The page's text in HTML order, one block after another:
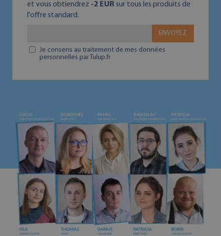
et vous obtiendrez -2 EUR sur tous les produits de
l'offre standard.
ENVOYEZ
Je consens au traitement de mes données
personnelles par Tulup.fr